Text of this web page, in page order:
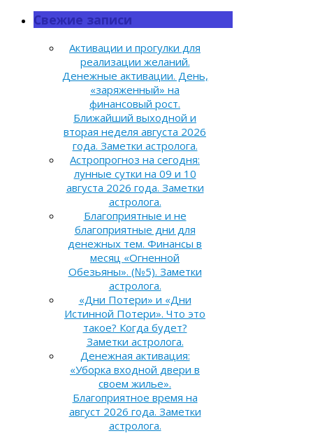
Свежие записи
Активации и прогулки для
реализации желаний.
Денежные активации. День,
«заряженный» на
финансовый рост.
Ближайший выходной и
вторая неделя августа 2026
года. Заметки астролога.
Астропрогноз на сегодня:
лунные сутки на 09 и 10
августа 2026 года. Заметки
астролога.
Благоприятные и не
благоприятные дни для
денежных тем. Финансы в
месяц «Огненной
Обезьяны». (№5). Заметки
астролога.
«Дни Потери» и «Дни
Истинной Потери». Что это
такое? Когда будет?
Заметки астролога.
Денежная активация:
«Уборка входной двери в
своем жилье».
Благоприятное время на
август 2026 года. Заметки
астролога.